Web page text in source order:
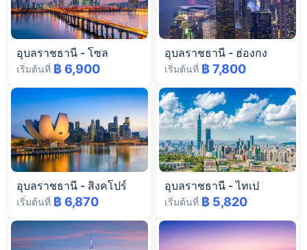
อุบลราชธานี - โซล
เริ่มต้นที่ ฿ 6,900
อุบลราชธานี - ฮ่องกง
เริ่มต้นที่ ฿ 7,800
อุบลราชธานี - สิงคโปร์
เริ่มต้นที่ ฿ 6,870
อุบลราชธานี -ไทเป
เริ่มต้นที่ ฿ 5,820